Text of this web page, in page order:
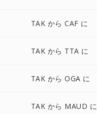
TAK から CAF に
TAK から TTA に
TAK から OGA に
TAK から MAUD に